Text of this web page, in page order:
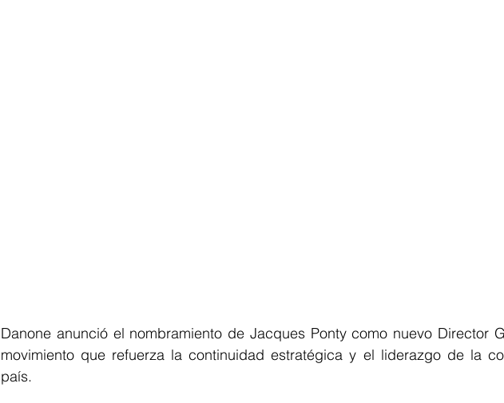
Danone anunció el nombramiento de Jacques Ponty como nuevo Director
movimiento que refuerza la continuidad estratégica y el liderazgo de la
país.